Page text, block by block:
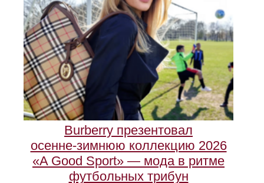
Burberry презентовал
осенне‑зимнюю коллекцию 2026
«A Good Sport» — мода в ритме
футбольных трибун